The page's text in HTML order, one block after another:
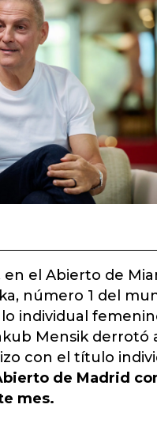
en el Abierto de
número 1 del
individual
Mensik derrotó
con el título
de Madrid
mes.